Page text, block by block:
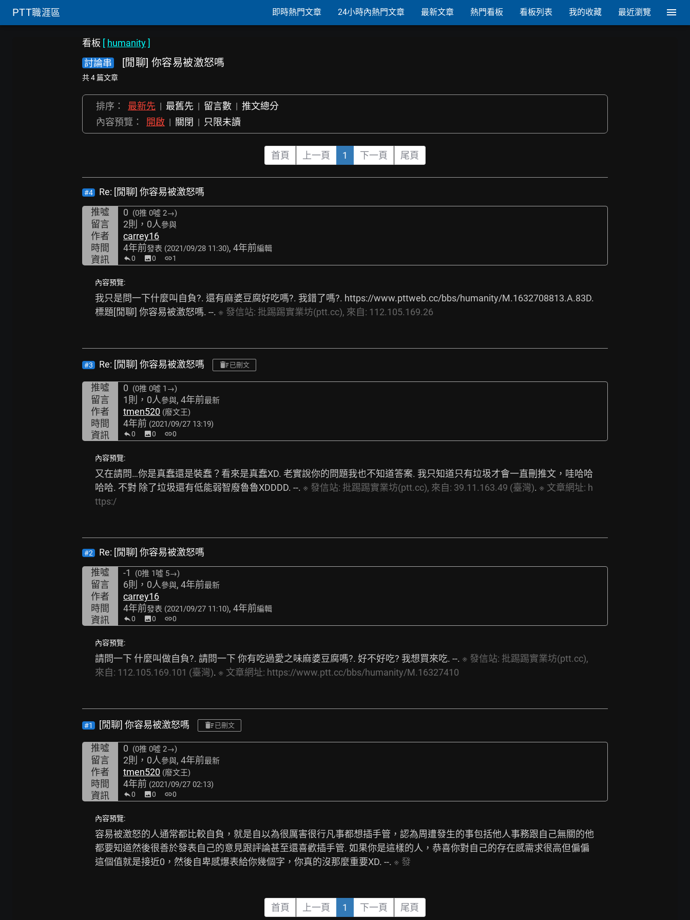
PTT職涯區 即時熱門文章 24小時內熱門文章 最新文章 熱門看板 看板列表 我的收藏 最近瀏覽
看板 [ humanity]
討論串
[閒聊] 你容易被激怒嗎
共 4 篇文章
排序： 最新先 | 最舊先 | 留言數 | 推文總分
內容預覽：
開啟 | 關閉 | 只限未讀
首頁 上一頁 1 下一頁 尾頁
#4
Re: [閒聊] 你容易被激怒嗎
推噓
0 (0推 0噓 2→)
留言 2則，0人參與
作者
carrey16
時間
4年前發表 (2021/09/28 11:30), 4年前編輯
資訊 0 image0 link1
內容預覽:
我只是問一下什麼叫自負?. 還有麻婆豆腐好吃嗎?. 我錯了嗎?. https://www.pttweb.cc/bbs/humanity/M.1632708813.A.83D.
標題[閒聊] 你容易被激怒嗎. --. ※ 發信站: 批踢踢實業坊(ptt.cc), 來自: 112.105.169.26
#3 Re: [閒聊] 你容易被激怒嗎 已刪文
推噓 0 (0推 0噓 1→)
留言 1則，0人參與, 4年前最新
作者 tmen520 (廢文王)
時間 4年前 (2021/09/27 13:19)
資訊 0 image0 link0
內容預覽:
又在請問…你是真蠢還是裝蠢？看來是真蠢XD. 老實說你的問題我也不知道答案. 我只知道只有垃圾才會一直刪推文，哇哈哈
哈哈. 不對 除了垃圾還有低能弱智廢魯魯XDDDD. --. ※ 發信站: 批踢踢實業坊(ptt.cc), 來自: 39.11.163.49 (臺灣). ※ 文章網址: h
ttps:/
#2
Re: [閒聊] 你容易被激怒嗎
推噓
-1 (0推 1噓 5→)
留言 6則，0人參與, 4年前最新
作者
carrey16
時間
4年前發表 (2021/09/27 11:10), 4年前編輯
資訊 0 image0 link0
內容預覽:
請問一下 什麼叫做自負?. 請問一下 你有吃過愛之味麻婆豆腐嗎?. 好不好吃? 我想買來吃. --. ※ 發信站: 批踢踢實業坊(ptt.cc),
來自: 112.105.169.101 (臺灣). ※ 文章網址: https://www.ptt.cc/bbs/humanity/M.16327410
#1 [閒聊] 你容易被激怒嗎 已刪文
推噓 0 (0推 0噓 2→)
留言 2則，0人參與, 4年前最新
作者 tmen520 (廢文王)
時間 4年前 (2021/09/27 02:13)
資訊 0 image0 link0
內容預覽:
容易被激怒的人通常都比較自負，就是自以為很厲害很行凡事都想插手管，認為周遭發生的事包括他人事務跟自己無關的他
都要知道然後很善於發表自己的意見跟評論甚至還喜歡插手管. 如果你是這樣的人，恭喜你對自己的存在感需求很高但偏偏
這個值就是接近0，然後自卑感爆表給你幾個字，你真的沒那麼重要XD. --. ※ 發
首頁 上一頁 1 下一頁 尾頁